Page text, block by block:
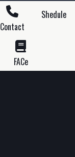
Contact
Shedule
FACe